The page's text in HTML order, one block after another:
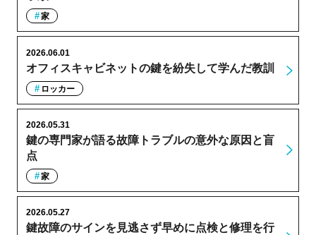
家
オフィスキャビネットの鍵を紛失して学んだ教訓
2026.06.01
ロッカー
鍵の専門家が語る故障トラブルの意外な原因と盲
点
2026.05.31
家
鍵故障のサインを見逃さず早めに点検と修理を行
2026.05.27